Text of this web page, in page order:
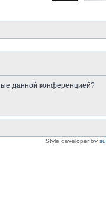
данной конференцией?
Style developer by